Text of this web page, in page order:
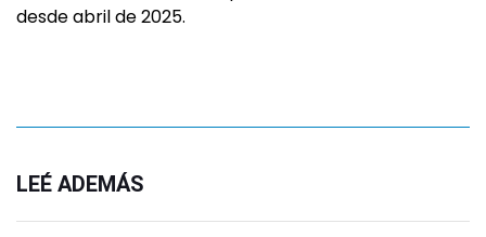
desde abril de 2025.
LEÉ ADEMÁS